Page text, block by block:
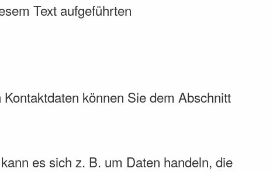
Text aufgeführten
können Sie dem Abschnitt
es sich z. B. um Daten handeln, die